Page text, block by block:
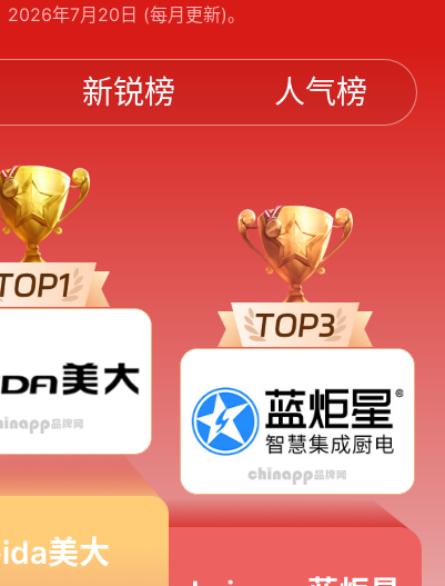
年7月20日 (每月更新)。
新锐榜 人气榜
美大